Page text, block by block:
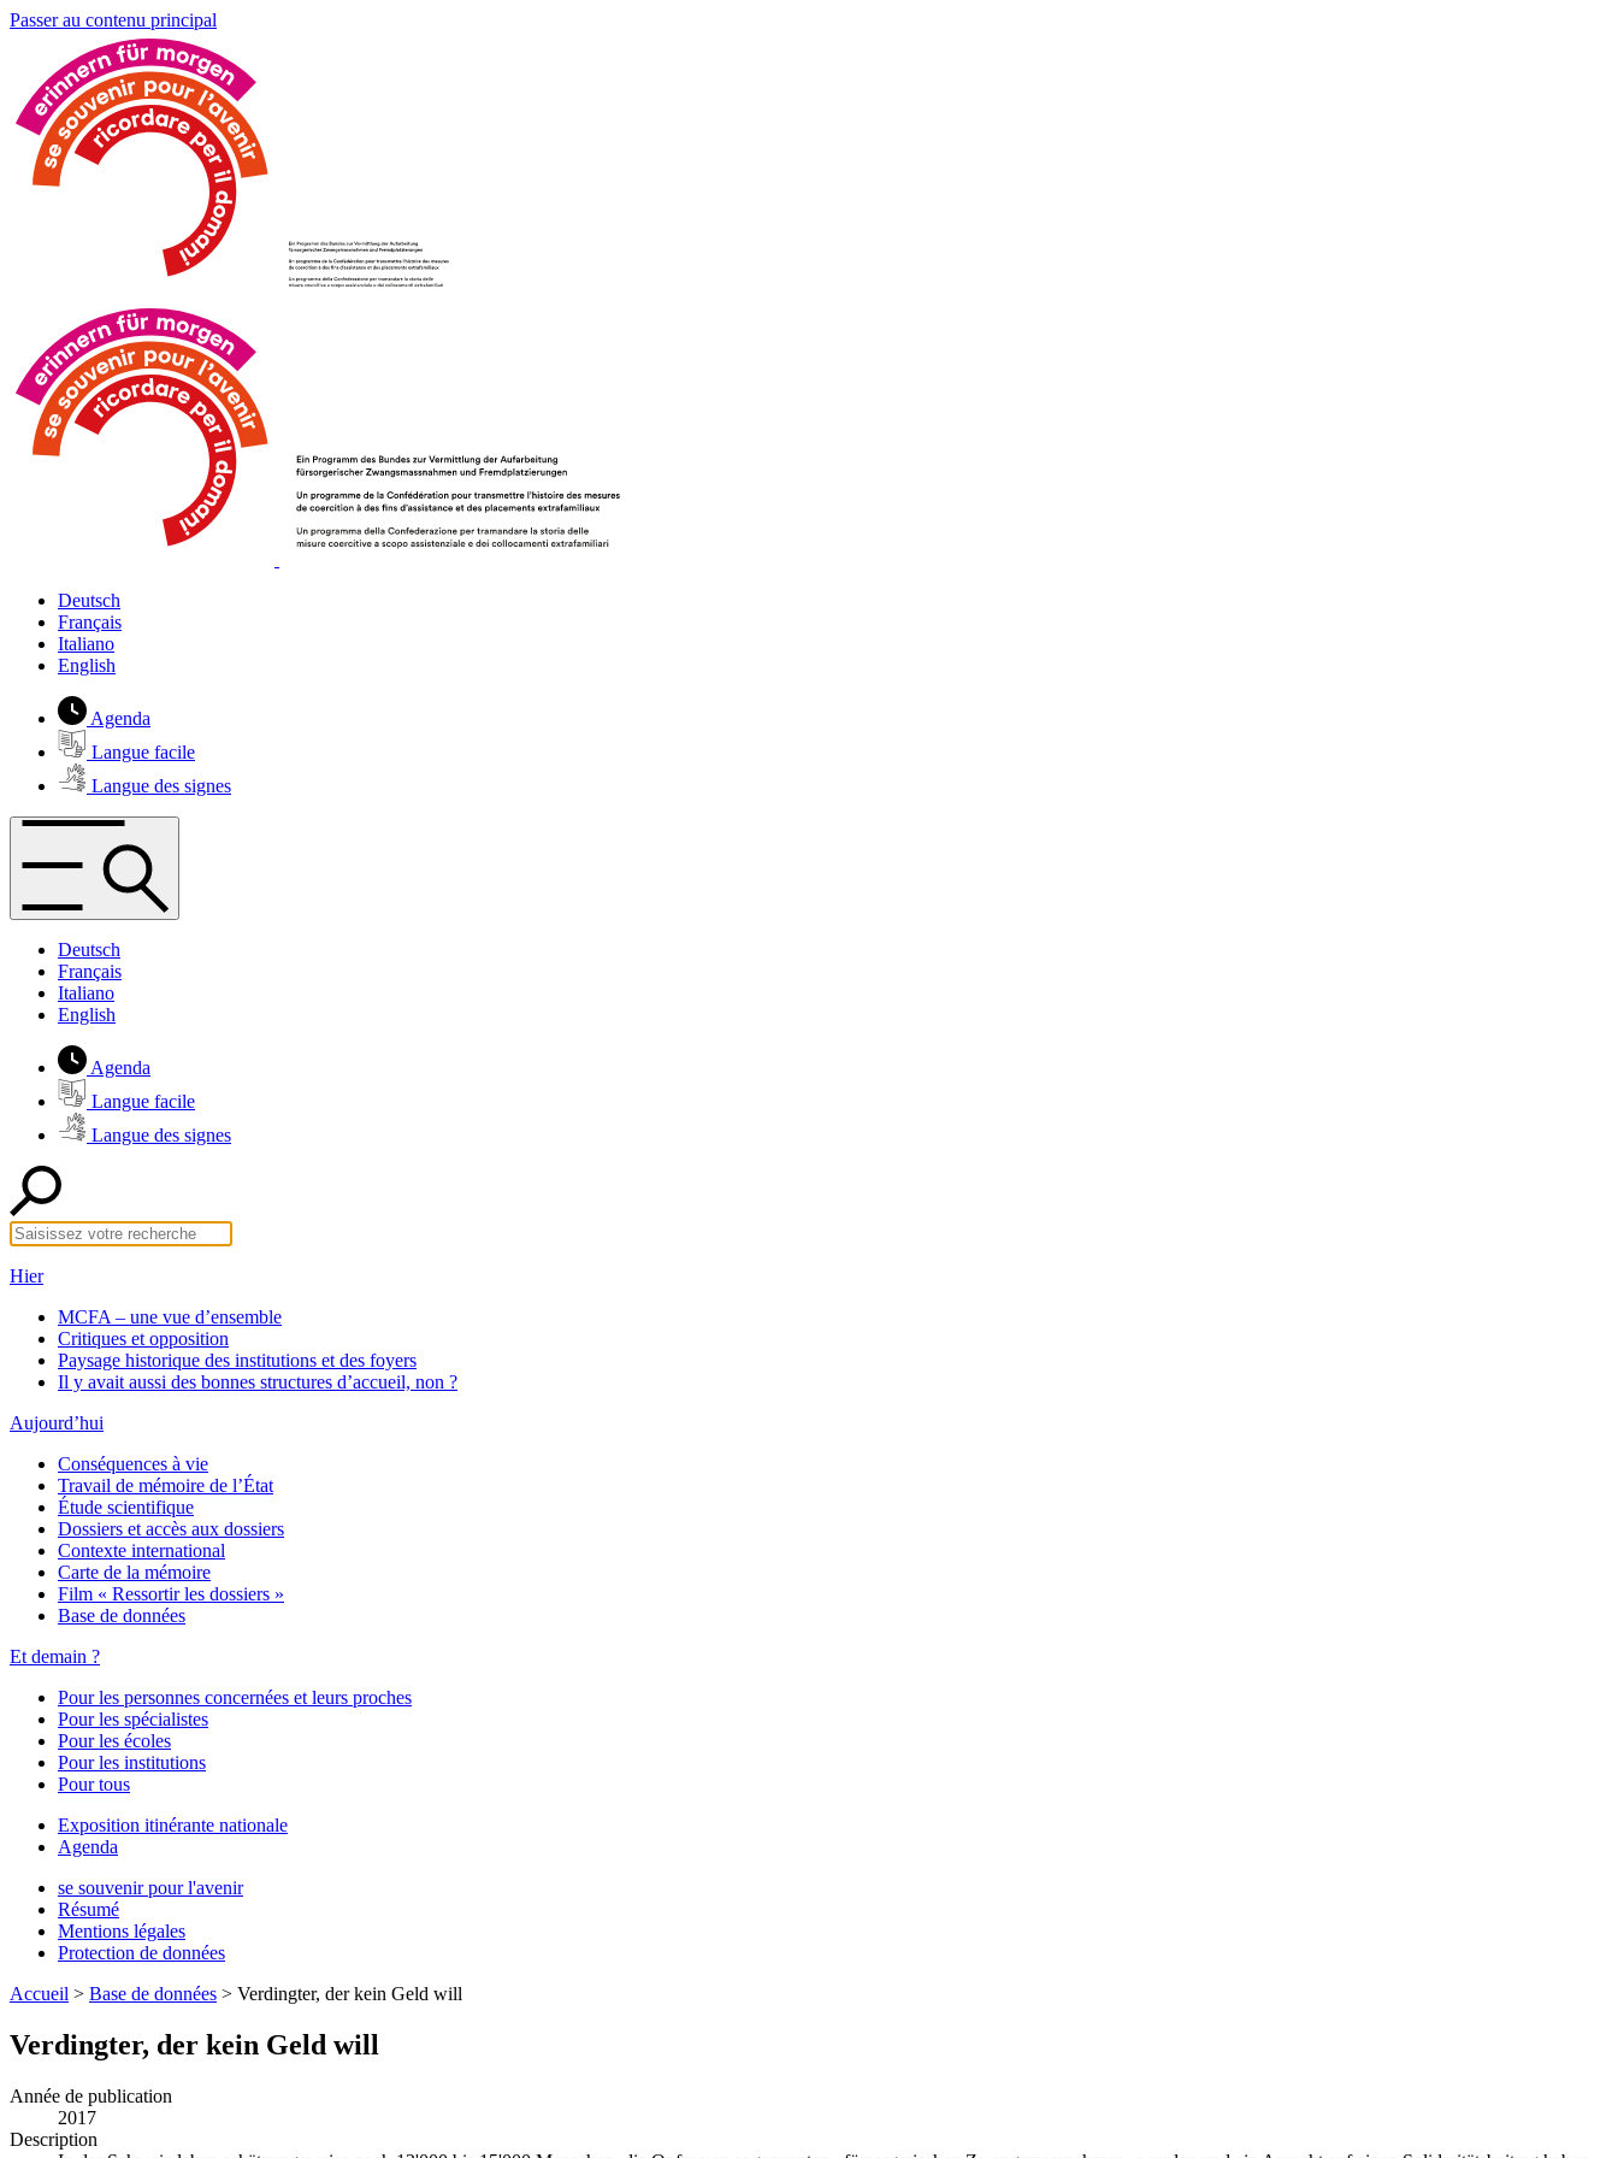
Passer au contenu principal
Deutsch
Français
Italiano
English
Agenda
Langue facile
Langue des signes
Deutsch
Français
Italiano
English
Agenda
Langue facile
Langue des signes
Hier
MCFA – une vue d’ensemble
Critiques et opposition
Paysage historique des institutions et des foyers
Il y avait aussi des bonnes structures d’accueil, non ?
Aujourd’hui
Conséquences à vie
Travail de mémoire de l’État
Étude scientifique
Dossiers et accès aux dossiers
Contexte international
Carte de la mémoire
Film « Ressortir les dossiers »
Base de données
Et demain ?
Pour les personnes concernées et leurs proches
Pour les spécialistes
Pour les écoles
Pour les institutions
Pour tous
Exposition itinérante nationale
Agenda
se souvenir pour l'avenir
Résumé
Mentions légales
Protection de données
Accueil > Base de données > Verdingter, der kein Geld will
Verdingter, der kein Geld will
Année de publication
2017
Description